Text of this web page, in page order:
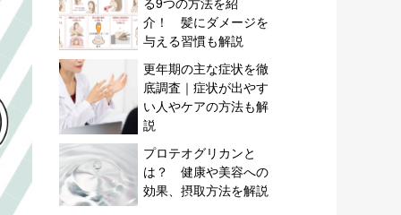
介！ 髪にダメージを
与える習慣も解説
更年期の主な症状を徹
底調査｜症状が出やす
い人やケアの方法も解
説
プロテオグリカンと
は？ 健康や美容への
効果、摂取方法を解説